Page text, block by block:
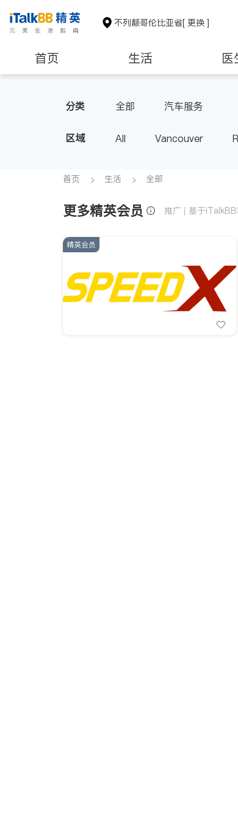
不列颠哥伦比亚省[ 更换 ]
首页 生活 医
分类 全部 汽车服务
区域 All Vancouver
BC - Other Cities
首页 生活 全部
更多精英会员 推广 | 基于
精英会员